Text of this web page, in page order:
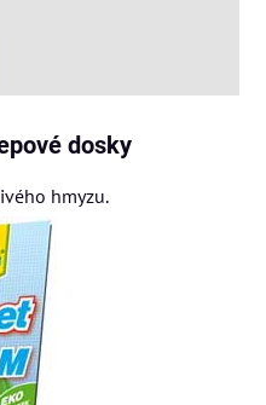
dosky
hmyzu.